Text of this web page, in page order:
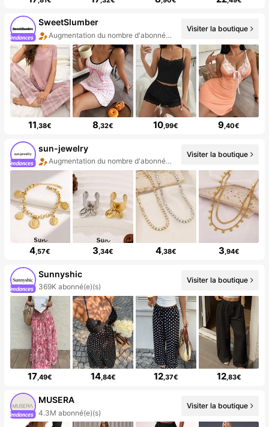
SweetSlumber
Augmentation du nombre d'abonnés : 22 %
Visiter la boutique
11,38€ 8,32€ 10,99€ 9,40€
sun-jewelry
Augmentation du nombre d'abonnés : 124 %
Visiter la boutique
4,57€ 3,34€ 4,38€ 3,94€
Sunnyshic
369K abonné(e)(s)
Visiter la boutique
17,49€ 14,84€ 12,37€ 12,83€
MUSERA
4.3M abonné(e)(s)
Visiter la boutique